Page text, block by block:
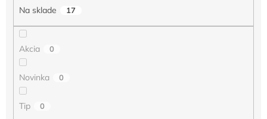
Na sklade 17
Akcia 0
Novinka 0
Tip 0